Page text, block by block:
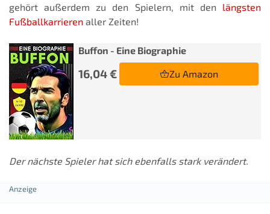
gehört außerdem zu den Spielern, mit den längsten
Fußballkarrieren aller Zeiten!
Buffon - Eine Biographie
16,04 € Zu Amazon
Der nächste Spieler hat sich ebenfalls stark verändert.